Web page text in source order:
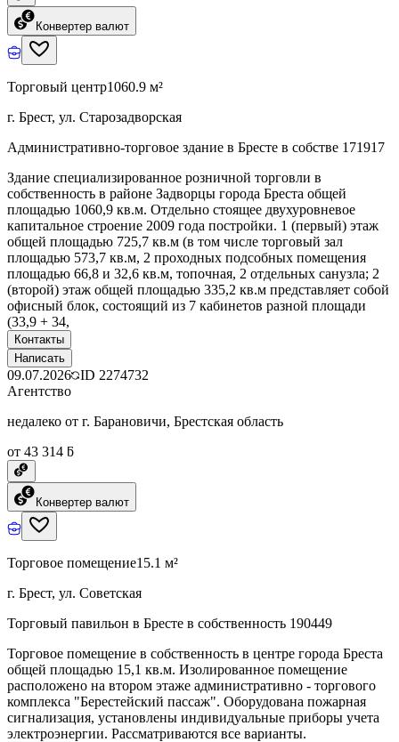
Конвертер валют
Торговый центр1060.9 м²
г. Брест, ул. Старозадворская
Административно-торговое здание в Бресте в собстве 171917
Здание специализированное розничной торговли в
собственность в районе Задворцы города Бреста общей
площадью 1060,9 кв.м. Отдельно стоящее двухуровневое
капитальное строение 2009 года постройки. 1 (первый) этаж
общей площадью 725,7 кв.м (в том числе торговый зал
площадью 573,7 кв.м, 2 проходных подсобных помещения
площадью 66,8 и 32,6 кв.м, топочная, 2 отдельных санузла; 2
(второй) этаж общей площадью 335,2 кв.м представляет собой
офисный блок, состоящий из 7 кабинетов разной площади
(33,9 + 34,
Контакты
Написать
09.07.2026 ID 2274732
Агентство
недалеко от г. Барановичи, Брестская область
от 43 314 ƃ
Конвертер валют
Торговое помещение15.1 м²
г. Брест, ул. Советская
Торговый павильон в Бресте в собственность 190449
Торговое помещение в собственность в центре города Бреста
общей площадью 15,1 кв.м. Изолированное помещение
расположено на втором этаже административно - торгового
комплекса "Берестейский пассаж". Оборудована пожарная
сигнализация, установлены индивидуальные приборы учета
электроэнергии. Рассматриваются все варианты.